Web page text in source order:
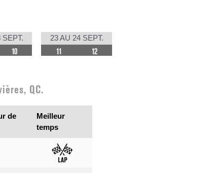
SEPT.
10
23 AU 24 SEPT.
11 12
QC.
de
Meilleur
temps